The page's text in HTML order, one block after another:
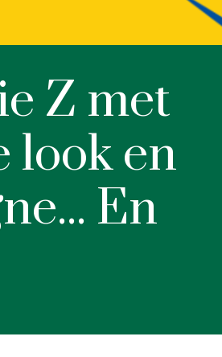
Z met
look en
En